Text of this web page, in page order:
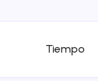
Tiempo